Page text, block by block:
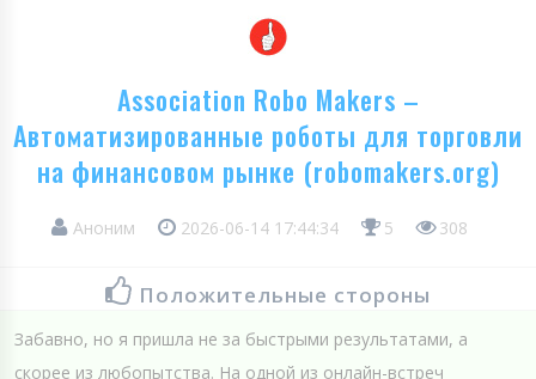
Association Robo Makers –
Автоматизированные роботы для торговли
на финансовом рынке (robomakers.org)
Аноним 2026-06-14 17:44:34 5 308
Положительные стороны
Забавно, но я пришла не за быстрыми результатами, а
скорее из любопытства. На одной из онлайн-встреч